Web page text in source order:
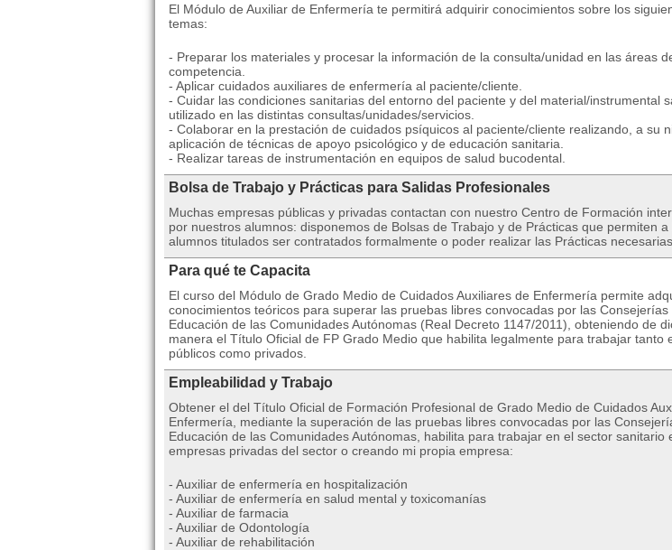
El Módulo de Auxiliar de Enfermería te permitirá adquirir conocimientos sobre los
temas:
- Preparar los materiales y procesar la información de la consulta/unidad en las áreas
competencia.
- Aplicar cuidados auxiliares de enfermería al paciente/cliente.
- Cuidar las condiciones sanitarias del entorno del paciente y del material/instrumental
utilizado en las distintas consultas/unidades/servicios.
- Colaborar en la prestación de cuidados psíquicos al paciente/cliente realizando, a su
aplicación de técnicas de apoyo psicológico y de educación sanitaria.
- Realizar tareas de instrumentación en equipos de salud bucodental.
Bolsa de Trabajo y Prácticas para Salidas Profesionales
Muchas empresas públicas y privadas contactan con nuestro Centro de Formación
por nuestros alumnos: disponemos de Bolsas de Trabajo y de Prácticas que permiten a
alumnos titulados ser contratados formalmente o poder realizar las Prácticas necesarias
Para qué te Capacita
El curso del Módulo de Grado Medio de Cuidados Auxiliares de Enfermería permite
conocimientos teóricos para superar las pruebas libres convocadas por las Consejerías
Educación de las Comunidades Autónomas (Real Decreto 1147/2011), obteniendo de
manera el Título Oficial de FP Grado Medio que habilita legalmente para trabajar tanto
públicos como privados.
Empleabilidad y Trabajo
Obtener el del Título Oficial de Formación Profesional de Grado Medio de Cuidados
Enfermería, mediante la superación de las pruebas libres convocadas por las
Educación de las Comunidades Autónomas, habilita para trabajar en el sector sanitario
empresas privadas del sector o creando mi propia empresa:
- Auxiliar de enfermería en hospitalización
- Auxiliar de enfermería en salud mental y toxicomanías
- Auxiliar de farmacia
- Auxiliar de Odontología
- Auxiliar de rehabilitación